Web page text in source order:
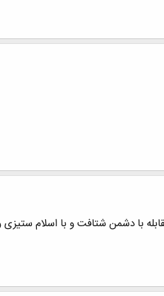
با دشمن شتافت و با اسلام ستیزی